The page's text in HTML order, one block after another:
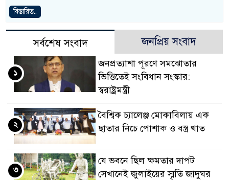
বিস্তারিত..
সর্বশেষ সংবাদ জনপ্রিয় সংবাদ
জনপ্রত্যাশা পূরণে সমঝোতার
ভিত্তিতেই সংবিধান সংস্কার:
স্বরাষ্ট্রমন্ত্রী
১
বৈশ্বিক চ্যালেঞ্জ মোকাবিলায় এক
ছাতার নিচে পোশাক ও বস্ত্র খাত
২
যে ভবনে ছিল ক্ষমতার দাপট
সেখানেই জুলাইয়ের স্মৃতি জাদুঘর
৩